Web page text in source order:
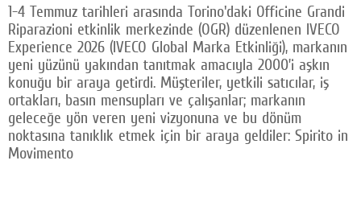
1-4 Temmuz tarihleri arasında Torino'daki Officine Grandi
Riparazioni etkinlik merkezinde (OGR) düzenlenen IVECO
Experience 2026 (IVECO Global Marka Etkinliği), markanın
yeni yüzünü yakından tanıtmak amacıyla 2000’i aşkın
konuğu bir araya getirdi. Müşteriler, yetkili satıcılar, iş
ortakları, basın mensupları ve çalışanlar; markanın
geleceğe yön veren yeni vizyonuna ve bu dönüm
noktasına tanıklık etmek için bir araya geldiler: Spirito in
Movimento